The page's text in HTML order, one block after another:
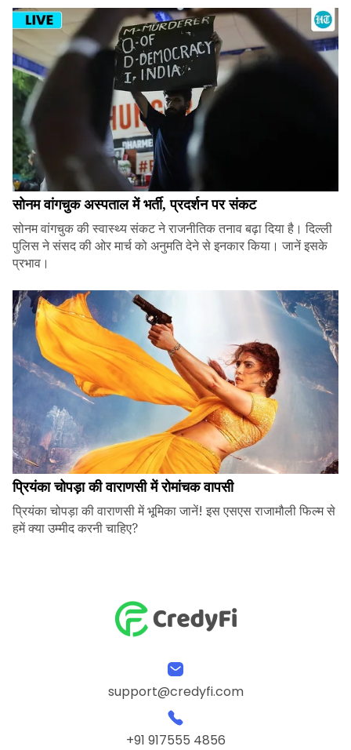
सोनम वांगचुक अस्पताल में भर्ती, प्रदर्शन पर संकट
सोनम वांगचुक की स्वास्थ्य संकट ने राजनीतिक तनाव बढ़ा दिया है। दिल्ली
पुलिस ने संसद की ओर मार्च को अनुमति देने से इनकार किया। जानें इसके
प्रभाव।
प्रियंका चोपड़ा की वाराणसी में रोमांचक वापसी
प्रियंका चोपड़ा की वाराणसी में भूमिका जानें! इस एसएस राजामौली फिल्म से
हमें क्या उम्मीद करनी चाहिए?
support@credyfi.com
+91 917555 4856